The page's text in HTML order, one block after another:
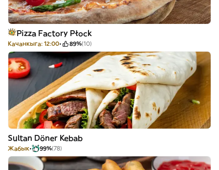
Pizza Factory Płock
Качанкыга: 12:00 89%(10)
Sultan Döner Kebab
Жабык 99%(78)